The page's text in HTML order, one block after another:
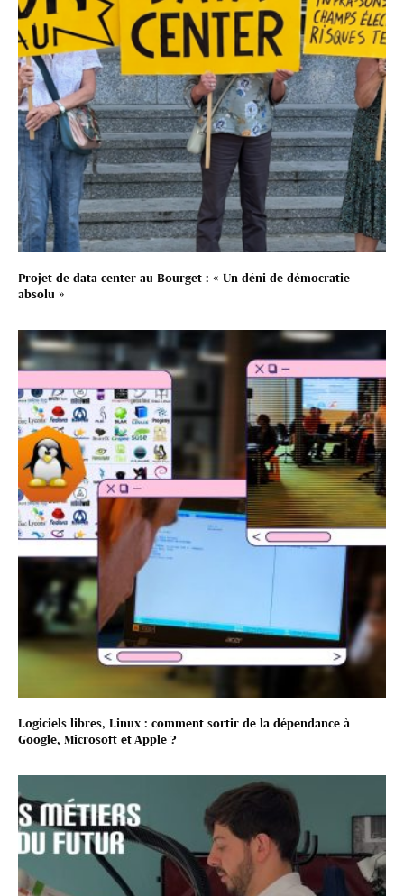
Projet de data center au Bourget : « Un déni de démocratie
absolu »
Logiciels libres, Linux : comment sortir de la dépendance à
Google, Microsoft et Apple ?